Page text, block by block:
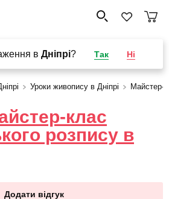
в Дніпрі? Так Ні
Уроки живопису в Дніпрі Майстер-
клас
розпису в
Додати відгук